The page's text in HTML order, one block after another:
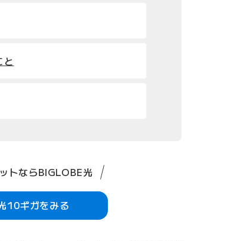
と
トならBIGLOBE光
10ギガをみる